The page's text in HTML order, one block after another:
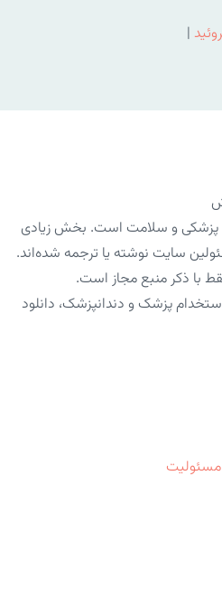
|
پزشکی و سلامت است. بخش زیادی
سایت نوشته یا ترجمه شده‌اند.
با ذکر منبع مجاز است.
پزشک و دندانپزشک، دانلود